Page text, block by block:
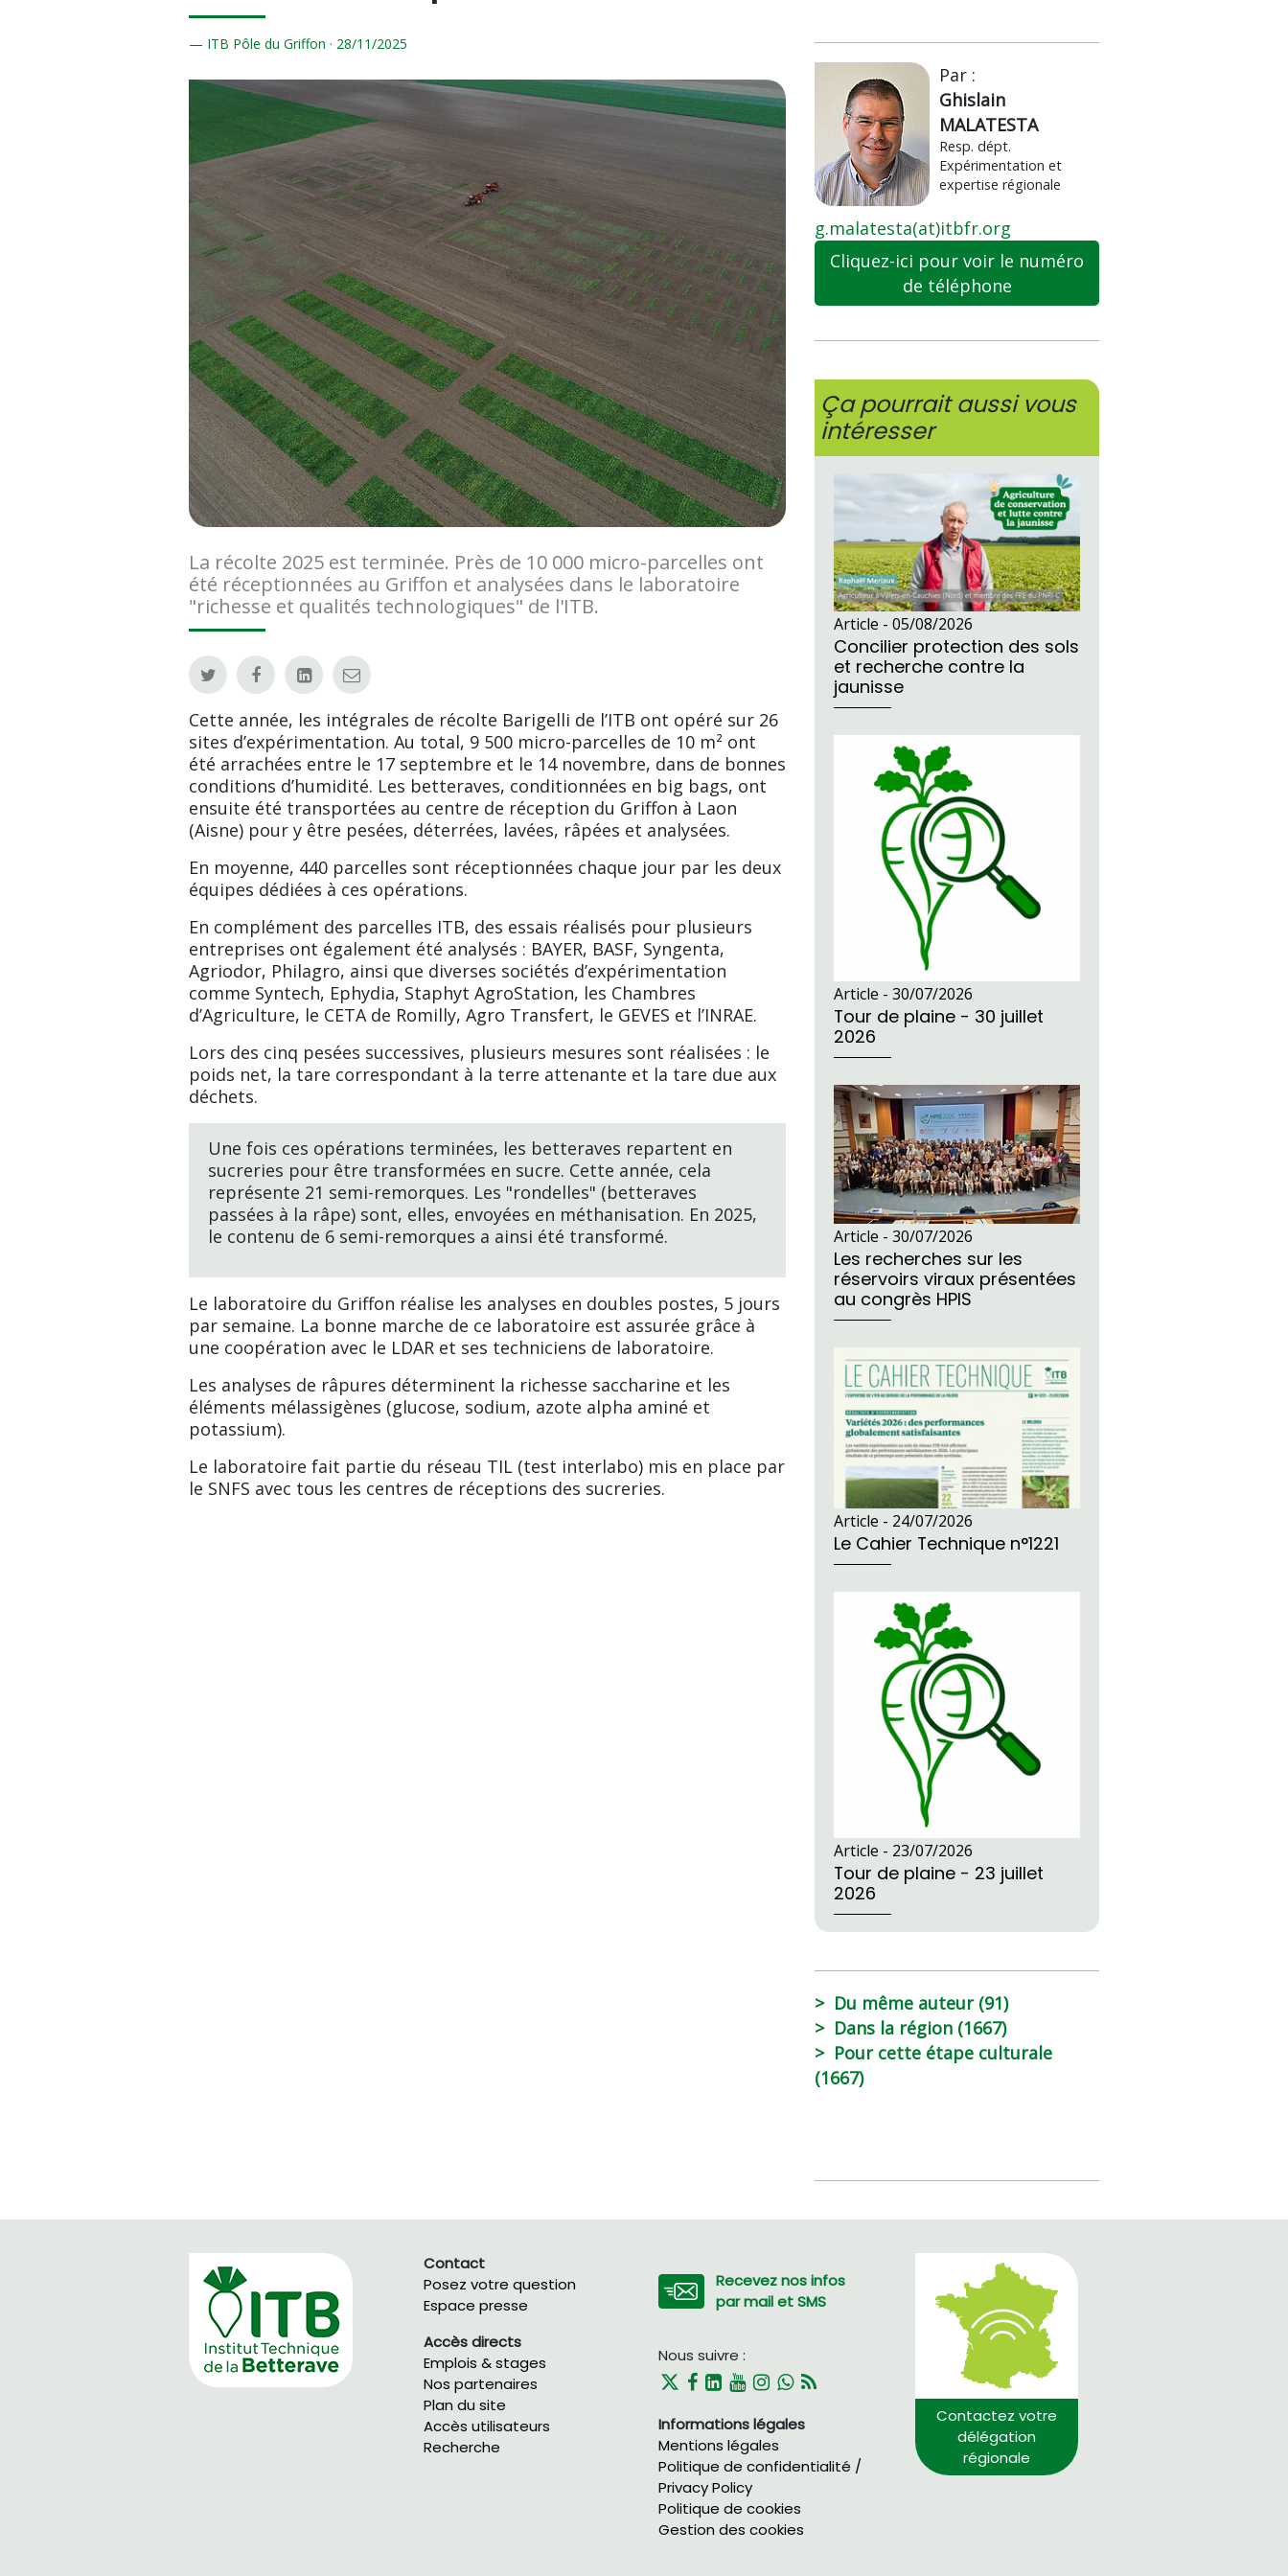
ITB Pôle du Griffon · 28/11/2025
La récolte 2025 est terminée. Près de 10 000 micro-parcelles ont
été réceptionnées au Griffon et analysées dans le laboratoire
"richesse et qualités technologiques" de l'ITB.
Cette année, les intégrales de récolte Barigelli de l’ITB ont opéré sur 26
sites d’expérimentation. Au total, 9 500 micro-parcelles de 10 m² ont
été arrachées entre le 17 septembre et le 14 novembre, dans de bonnes
conditions d’humidité. Les betteraves, conditionnées en big bags, ont
ensuite été transportées au centre de réception du Griffon à Laon
(Aisne) pour y être pesées, déterrées, lavées, râpées et analysées.
En moyenne, 440 parcelles sont réceptionnées chaque jour par les deux
équipes dédiées à ces opérations.
En complément des parcelles ITB, des essais réalisés pour plusieurs
entreprises ont également été analysés : BAYER, BASF, Syngenta,
Agriodor, Philagro, ainsi que diverses sociétés d’expérimentation
comme Syntech, Ephydia, Staphyt AgroStation, les Chambres
d’Agriculture, le CETA de Romilly, Agro Transfert, le GEVES et l’INRAE.
Lors des cinq pesées successives, plusieurs mesures sont réalisées : le
poids net, la tare correspondant à la terre attenante et la tare due aux
déchets.
Une fois ces opérations terminées, les betteraves repartent en
sucreries pour être transformées en sucre. Cette année, cela
représente 21 semi-remorques. Les "rondelles" (betteraves
passées à la râpe) sont, elles, envoyées en méthanisation. En 2025,
le contenu de 6 semi-remorques a ainsi été transformé.
Le laboratoire du Griffon réalise les analyses en doubles postes, 5 jours
par semaine. La bonne marche de ce laboratoire est assurée grâce à
une coopération avec le LDAR et ses techniciens de laboratoire.
Les analyses de râpures déterminent la richesse saccharine et les
éléments mélassigènes (glucose, sodium, azote alpha aminé et
potassium).
Le laboratoire fait partie du réseau TIL (test interlabo) mis en place par
le SNFS avec tous les centres de réceptions des sucreries.
Par :
Ghislain
MALATESTA
Resp. dépt.
Expérimentation et
expertise régionale
g.malatesta(at)itbfr.org
Cliquez-ici pour voir le numéro
de téléphone
Ça pourrait aussi vous
intéresser
Article -05/08/2026
Concilier protection des sols
et recherche contre la
jaunisse
Article -30/07/2026
Tour de plaine - 30 juillet
2026
Article -30/07/2026
Les recherches sur les
réservoirs viraux présentées
au congrès HPIS
Article - 24/07/2026
Le Cahier Technique n°1221
Article - 23/07/2026
Tour de plaine - 23 juillet
2026
Du même auteur (91)
Dans la région (1667)
Pour cette étape culturale
(1667)
Contactez votre
délégation
régionale
Recevez nos infos
par mail et SMS
Nous suivre :
Informations légales
Mentions légales
Politique de confidentialité /
Privacy Policy
Politique de cookies
Gestion des cookies
Contact
Posez votre question
Espace presse
Accès directs
Emplois & stages
Nos partenaires
Plan du site
Accès utilisateurs
Recherche